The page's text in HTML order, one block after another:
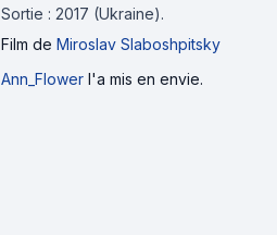
Sortie : 2017 (Ukraine).
Film de Miroslav Slaboshpitsky
Ann_Flower l'a mis en envie.